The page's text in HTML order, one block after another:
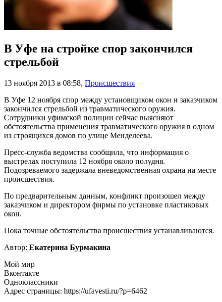
В Уфе на стройке спор закончился
стрельбой
13 ноября 2013 в 08:58, Происшествия
В Уфе 12 ноября спор между установщиком окон и заказчиком
закончился стрельбой из травматического оружия.
Сотрудники уфимской полиции сейчас выясняют
обстоятельства применения травматического оружия в одном
из строящихся домов по улице Менделеева.
Пресс-служба ведомства сообщила, что информация о
выстрелах поступила 12 ноября около полудня.
Подозреваемого задержала вневедомственная охрана на месте
происшествия.
По предварительным данным, конфликт произошел между
заказчиком и директором фирмы по установке пластиковых
окон.
Пока точные обстоятельства происшествия устанавливаются.
Автор: Екатерина Бурмакина
Мой мир
Вконтакте
Одноклассники
Адрес страницы: https://ufavesti.ru/?p=6462